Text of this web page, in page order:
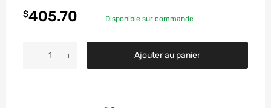
$405.70 Disponible sur commande
Ajouter au panier